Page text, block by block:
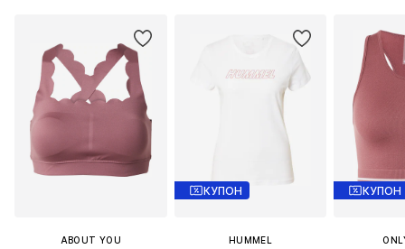
ABOUT YOU
КУПОН
HUMMEL
КУПОН